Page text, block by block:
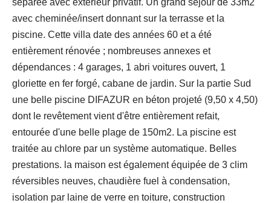
avec cheminée/insert donnant sur la terrasse et la
piscine. Cette villa date des années 60 et a été
entièrement rénovée ; nombreuses annexes et
dépendances : 4 garages, 1 abri voitures ouvert, 1
gloriette en fer forgé, cabane de jardin. Sur la partie Sud
une belle piscine DIFAZUR en béton projeté (9,50 x 4,50)
dont le revêtement vient d'être entièrement refait,
entourée d'une belle plage de 150m2. La piscine est
traitée au chlore par un système automatique. Belles
prestations. la maison est également équipée de 3 clim
réversibles neuves, chaudière fuel à condensation,
isolation par laine de verre en toiture, construction